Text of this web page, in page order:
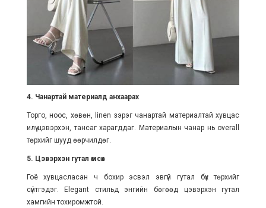
4. Чанартай материалд анхаарах
Торго, ноос, хөвөн, linen зэрэг чанартай материалтай хувцас
илүү цэвэрхэн, тансаг харагддаг. Материалын чанар нь overall
төрхийг шууд өөрчилдөг.
5. Цэвэрхэн гутал өмсөх
Гоё хувцасласан ч бохир эсвэл эвгүй гутал бүх төрхийг
сүйтгэдэг. Elegant стильд энгийн бөгөөд цэвэрхэн гутал
хамгийн тохиромжтой.